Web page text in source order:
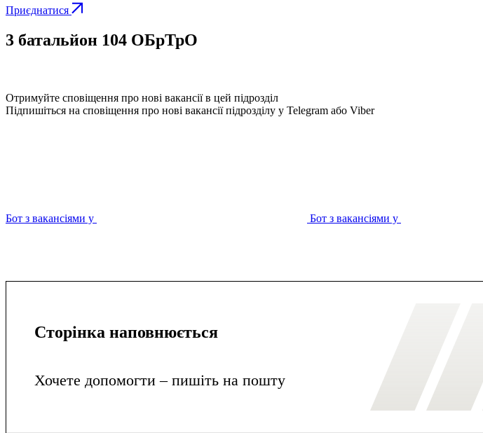
Приєднатися
3 батальйон 104 ОБрТрО
Отримуйте сповіщення про нові вакансії в цей підрозділ
Підпишіться на сповіщення про нові вакансії підрозділу у Telegram або Viber
Бот з вакансіями у Бот з вакансіями у
Сторінка наповнюється
Хочете допомогти – пишіть на пошту